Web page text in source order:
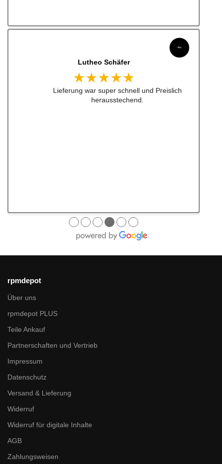
Lutheo Schäfer
★★★★★
Lieferung war super schnell und Preislich
herausstechend.
●●●●●●
rpmdepot
Über uns
rpmdepot PLUS
Teile Ankauf
Partnerschaften und Vertrieb
Impressum
Datenschutz
Versand & Lieferung
Widerruf
Widerruf für digitale Inhalte
AGB
Zahlungsweisen